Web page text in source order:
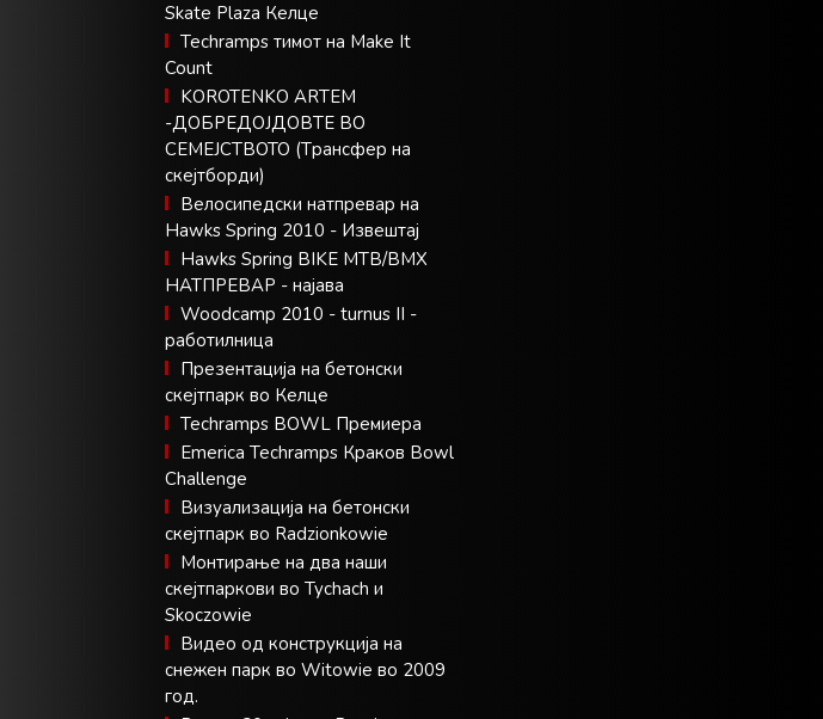
Skate Plaza Келце
Techramps тимот на Make It
Count
KOROTENKO ARTEM
-ДОБРЕДОЈДОВТЕ ВО
СЕМЕЈСТВОТО (Tрансфер на
скејтборди)
Велосипедски натпревар на
Hawks Spring 2010 - Извештај
Hawks Spring BIKE MTB/BMX
НАТПРЕВАР - најава
Woodcamp 2010 - turnus II -
работилница
Презентација на бетонски
скејтпарк во Келце
Techramps BOWL Премиера
Emerica Techramps Краков Bowl
Challenge
Визуализација на бетонски
скејтпарк во Radzionkowie
Монтирање на два наши
скејтпаркови во Tychach и
Skoczowie
Видео од конструкција на
снежен парк во Witowie во 2009
год.